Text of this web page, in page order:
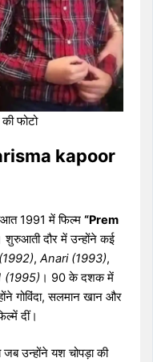
फोटो
kapoor
1991 में फिल्म“Prem
शुरुआती दौर में उन्होंने कई
,Anari (1993),
(1995) । 90 के दशक में
गोविंदा, सलमान खान और
दीं।
उन्होंने यश चोपड़ा की